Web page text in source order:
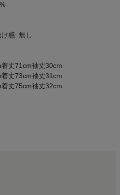
感: 無し
丈71cm袖丈30cm
丈73cm袖丈31cm
丈75cm袖丈32cm